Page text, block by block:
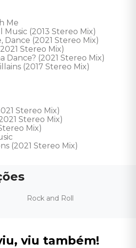
Me
Music (2013 Stereo Mix)
Dance (2021 Stereo Mix)
Stereo Mix)
Dance? (2021 Stereo Mix)
(2017 Stereo Mix)
Stereo Mix)
Stereo Mix)
Mix)
(2021 Stereo Mix)
Rock and Roll
viu também!